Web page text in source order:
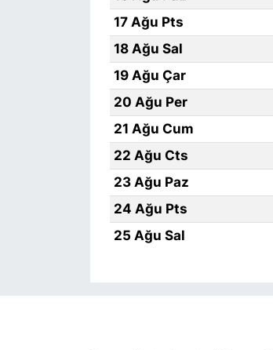
17 Ağu Pts
18 Ağu Sal
19 Ağu Çar
20 Ağu Per
21 Ağu Cum
22 Ağu Cts
23 Ağu Paz
24 Ağu Pts
25 Ağu Sal